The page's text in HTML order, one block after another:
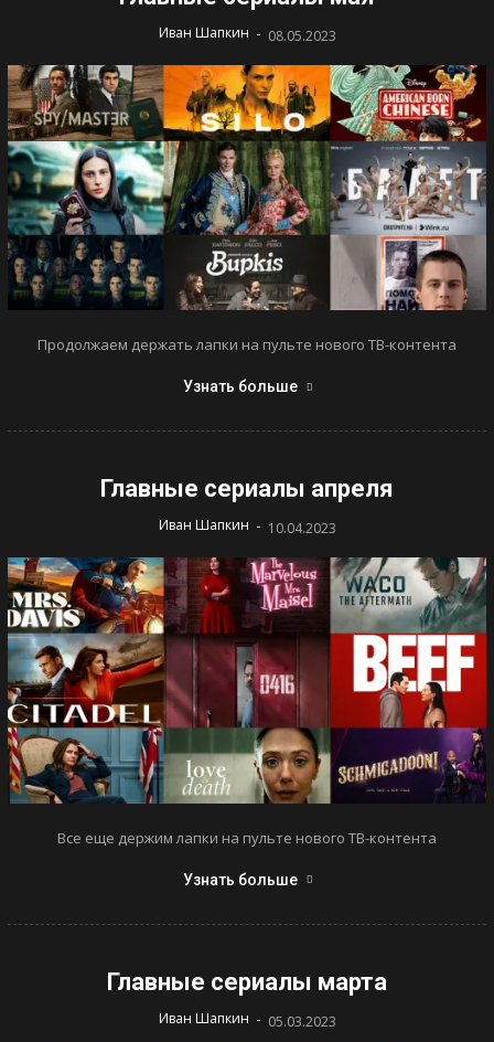
Иван Шапкин - 08.05.2023
Продолжаем держать лапки на пульте нового ТВ-контента
Узнать больше
Главные сериалы апреля
Иван Шапкин - 10.04.2023
Все еще держим лапки на пульте нового ТВ-контента
Узнать больше
Главные сериалы марта
Иван Шапкин - 05.03.2023